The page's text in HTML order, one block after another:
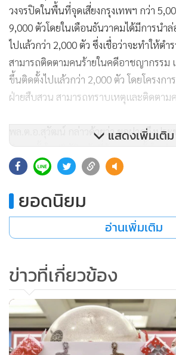
วงจรปิดในพื้นที่จุดเสี่ยงกรุงเทพฯ กว่า
9,000 ตัวโดยในเดือนธันวาคมได้มีการนำ
ไปแล้วกว่า 2,000 ตัว ซึ่งเชื่อว่าจะทำให้ตำ
สามารถติดตามคนร้ายในคดีอาชญากรรม
ขึ้นติดตั้งไปแล้วกว่า 2,000 ตัว โดยโครงกา
ฝ่ายสืบสวน สามารถทราบเหตุและติดตาม
พล.ต.อ.สุวัฒน์ กล่าวด้วยว่า ขอฝากถึงประ
ตำรวจตั้งใจปฏิบัติหน้าที่ด้วยความตั้งใจ อ
เพื่อรักษาความสงบเรียบร้อย แต่เราก็ต้อง
จเรตำรวจ ได้พัฒนาช่องทางรับเรื่องร้องเ
เราไม่ได้ตั้งใจจะลงโทษผู้ใต้บังคับบัญชาอย่
ร่วมกันด้วยความเข้าใจ
“เรามีตำรวจ 2 แสนกว่านาย มีหนี้รวมกัน
บาท เราจะพยายามแก้ปัญหาเรื่องพวกนี้
ผู้น้อยเดินทางมาจากต่างจังหวัด มานอนอ
เขาไม่ได้มีความสุขกับเรื่องพวกนี้ แต่ผู้บัง
หน้าที่เขาก็มา ขอให้เข้าใจเรา และเราพย
แสดงเพิ่มเติม
ยอดนิยม
อ่านเพิ่มเติม
ข่าวที่เกี่ยวข้อง